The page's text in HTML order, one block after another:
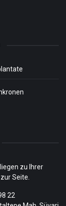
zu Ihrer
Seite.
22